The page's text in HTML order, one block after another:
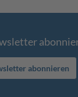
abonnieren